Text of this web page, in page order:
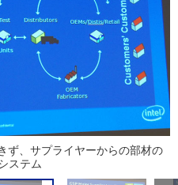
ず、サプライヤーからの部材の
ステム